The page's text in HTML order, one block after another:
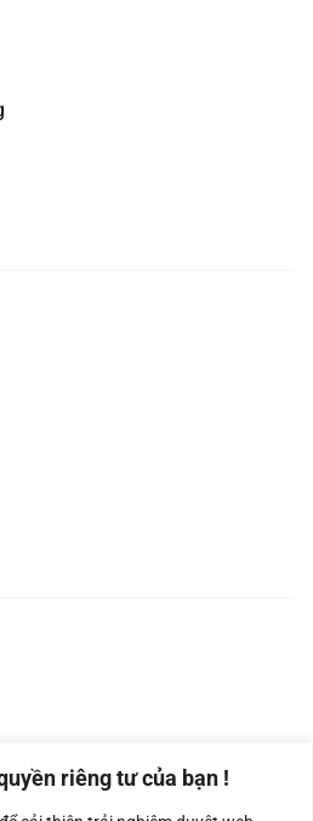
riêng tư của bạn !